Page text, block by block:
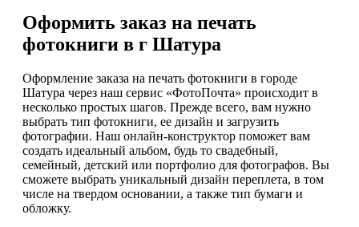
Оформить заказ на печать
фотокниги в г Шатура
Оформление заказа на печать фотокниги в городе
Шатура через наш сервис «ФотоПочта» происходит в
несколько простых шагов. Прежде всего, вам нужно
выбрать тип фотокниги, ее дизайн и загрузить
фотографии. Наш онлайн-конструктор поможет вам
создать идеальный альбом, будь то свадебный,
семейный, детский или портфолио для фотографов. Вы
сможете выбрать уникальный дизайн переплета, в том
числе на твердом основании, а также тип бумаги и
обложку.